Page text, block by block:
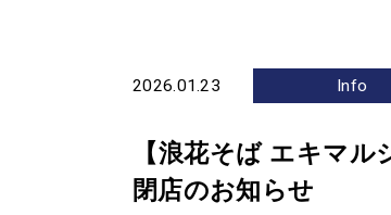
2026.01.23 Info
【浪花そば エキマ
閉店のお知らせ